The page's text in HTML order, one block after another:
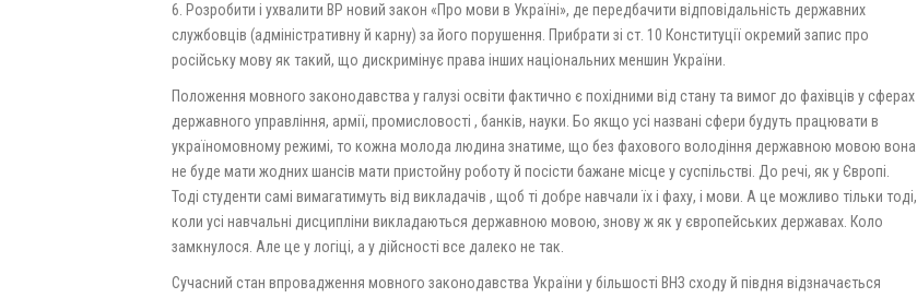
6. Розробити і ухвалити ВР новий закон «Про мови в Україні», де передбачити відповідальність державних
службовців (адміністративну й карну) за його порушення. Прибрати зі ст. 10 Конституції окремий запис про
російську мову як такий, що дискримінує права інших національних меншин України.
Положення мовного законодавства у галузі освіти фактично є похідними від стану та вимог до фахівців у сферах
державного управління, армії, промисловості , банків, науки. Бо якщо усі названі сфери будуть працювати в
україномовному режимі, то кожна молода людина знатиме, що без фахового володіння державною мовою вона
не буде мати жодних шансів мати пристойну роботу й посісти бажане місце у суспільстві. До речі, як у Європі.
Тоді студенти самі вимагатимуть від викладачів , щоб ті добре навчали їх і фаху, і мови. А це можливо тільки тоді,
коли усі навчальні дисципліни викладаються державною мовою, знову ж як у європейських державах. Коло
замкнулося. Але це у логіці, а у дійсності все далеко не так.
Сучасний стан впровадження мовного законодавства України у більшості ВНЗ сходу й півдня відзначається